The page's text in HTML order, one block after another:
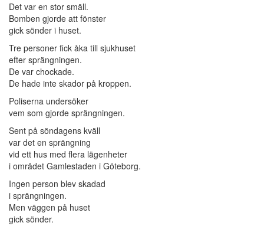
Det var en stor smäll.
Bomben gjorde att fönster
gick sönder i huset.
Tre personer fick åka till sjukhuset
efter sprängningen.
De var chockade.
De hade inte skador på kroppen.
Poliserna undersöker
vem som gjorde sprängningen.
Sent på söndagens kväll
var det en sprängning
vid ett hus med flera lägenheter
i området Gamlestaden i Göteborg.
Ingen person blev skadad
i sprängningen.
Men väggen på huset
gick sönder.